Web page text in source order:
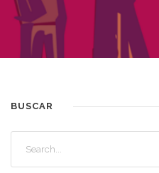
BUSCAR